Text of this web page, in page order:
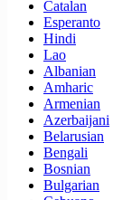
Catalan
Esperanto
Hindi
Lao
Albanian
Amharic
Armenian
Azerbaijani
Belarusian
Bengali
Bosnian
Bulgarian